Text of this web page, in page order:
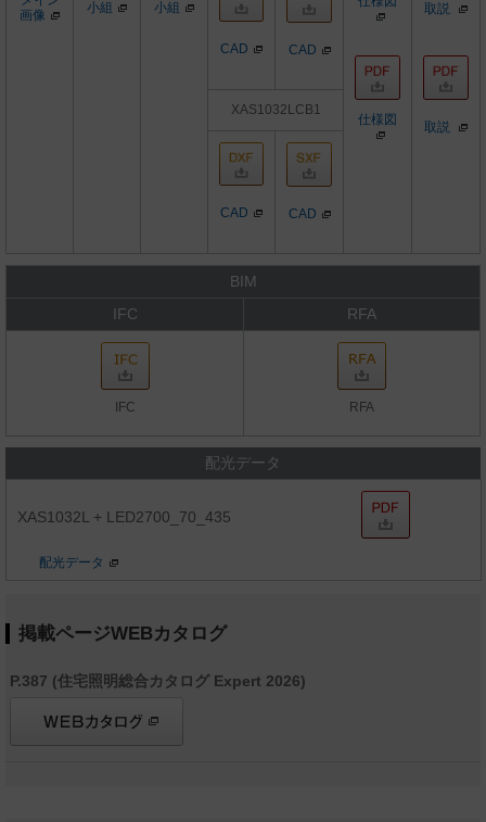
画像
小組 小組
仕様図
取説
取説
CAD CAD
XAS1032LCB1
CAD CAD
BIM
IFC
RFA
IFC RFA
配光データ
XAS1032L + LED2700_70_435
配光データ
掲載ページWEBカタログ
P.387 (住宅照明総合カタログ Expert 2026)